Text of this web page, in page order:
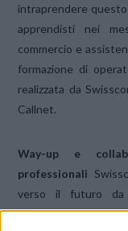
intraprendere
apprendisti nei
commercio e
formazione di
realizzata da
Callnet.
Way-up e
professionali
verso il futuro da
apprendisti portano